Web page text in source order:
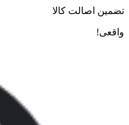
تضمین اصالت کالا
واقعی!